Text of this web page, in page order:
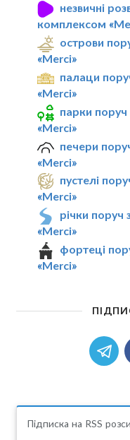
незвичні
комплексом
острови
«Merci»
палаци
«Merci»
парки
«Merci»
печери
«Merci»
пустелі
«Merci»
річки поруч
«Merci»
фортеці
«Merci»
Підписка на RSS